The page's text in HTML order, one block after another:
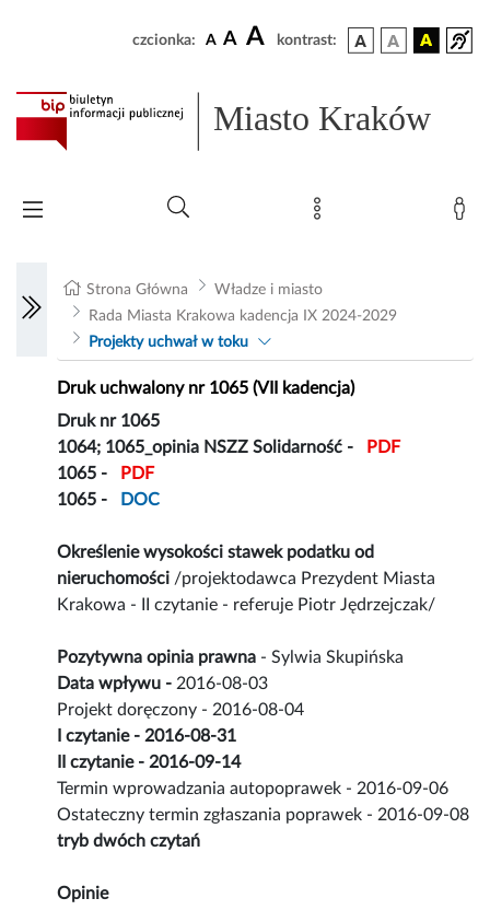
czcionka: A A A kontrast:
Miasto Kraków
Strona Główna
Władze i miasto
Rada Miasta Krakowa kadencja IX 2024-2029
Projekty uchwał w toku
Druk uchwalony nr 1065 (VII kadencja)
Druk nr 1065
1064; 1065_opinia NSZZ Solidarność -
PDF
1065 -
PDF
1065 -
DOC
Określenie wysokości stawek podatku od
nieruchomości /projektodawca Prezydent Miasta
Krakowa - II czytanie - referuje Piotr Jędrzejczak/
Pozytywna opinia prawna - Sylwia Skupińska
Data wpływu - 2016-08-03
Projekt doręczony - 2016-08-04
I czytanie - 2016-08-31
II czytanie - 2016-09-14
Termin wprowadzania autopoprawek - 2016-09-06
Ostateczny termin zgłaszania poprawek - 2016-09-08
tryb dwóch czytań
Opinie